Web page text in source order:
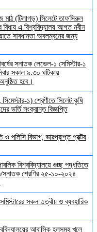
মাঠ (টিলাগড়) সিলেটে তাফসিরুল
এ বিশ্ববিদ্যালয় আগত নবীন
সাবধানতা অবলম্বনের জন্য
স্নাতক লেভেল-১ সেমিস্টার-১
সকাল ৯.৩০ ঘটিকায়
হবে।
১) শ্রেণীতে সিলেট কৃষি
ভর্তি সংক্রান্ত বিজ্ঞপ্তি
পলিসি বিভাগ, ভারপ্রাপ্ত প্রক্টর
বিশ্ববিদ্যালয়ে গুচ্ছ পদ্ধতিতে
স্নাতক শ্রেণির ২৫-১০-২০২৪
সকল তত্বীয় ও ব্যবহারিক
আবাসিক হলসমূহ খুলে